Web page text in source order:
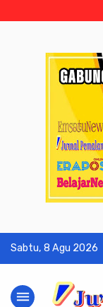
Sabtu, 8 Agu 2026
menu